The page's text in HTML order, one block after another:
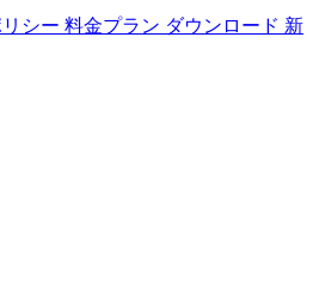
シー 料金プラン ダウンロード 新